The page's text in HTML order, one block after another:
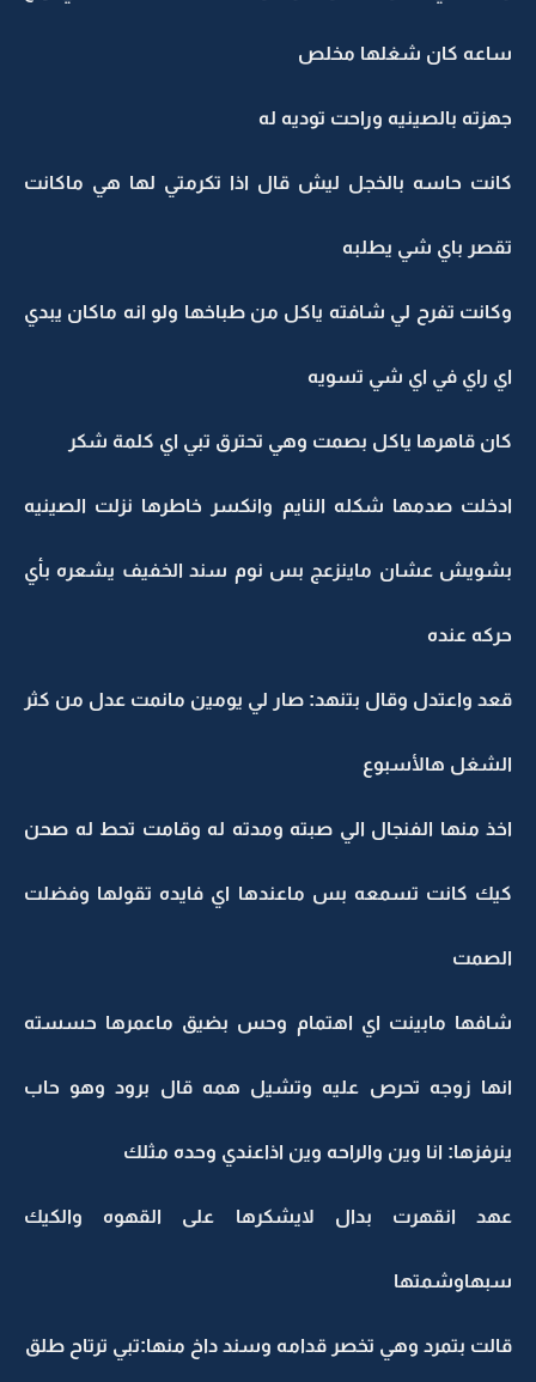
ساعه كان شغلها مخلص
جهزته بالصينيه وراحت توديه له
كانت حاسه بالخجل ليش قال اذا تكرمتي لها هي ماكانت
تقصر باي شي يطلبه
وكانت تفرح لي شافته ياكل من طباخها ولو انه ماكان يبدي
اي راي في اي شي تسويه
كان قاهرها ياكل بصمت وهي تحترق تبي اي كلمة شكر
ادخلت صدمها شكله النايم وانكسر خاطرها نزلت الصينيه
بشويش عشان ماينزعج بس نوم سند الخفيف يشعره بأي
حركه عنده
قعد واعتدل وقال بتنهد: صار لي يومين مانمت عدل من كثر
الشغل هالأسبوع
اخذ منها الفنجال الي صبته ومدته له وقامت تحط له صحن
كيك كانت تسمعه بس ماعندها اي فايده تقولها وفضلت
الصمت
شافها مابينت اي اهتمام وحس بضيق ماعمرها حسسته
انها زوجه تحرص عليه وتشيل همه قال برود وهو حاب
ينرفزها: انا وين والراحه وين اذاعندي وحده مثلك
عهد انقهرت بدال لايشكرها على القهوه والكيك
سبهاوشمتها
قالت بتمرد وهي تخصر قدامه وسند داخ منها:تبي ترتاح طلق